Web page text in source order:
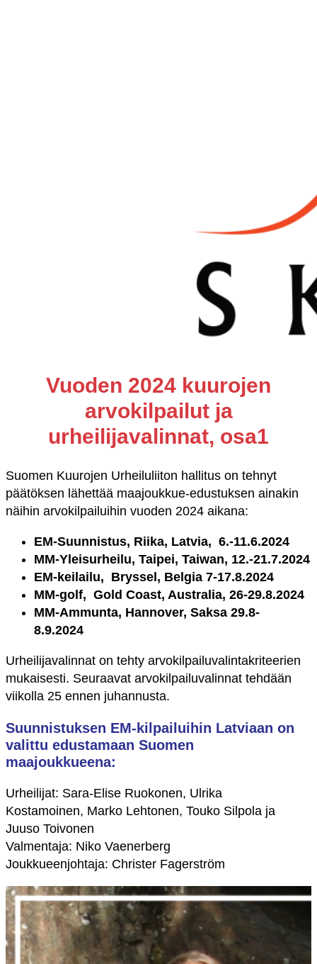
Vuoden 2024 kuurojen
arvokilpailut ja
urheilijavalinnat, osa1
Suomen Kuurojen Urheiluliiton hallitus on tehnyt
päätöksen lähettää maajoukkue-edustuksen ainakin
näihin arvokilpailuihin vuoden 2024 aikana:
EM-Suunnistus, Riika, Latvia, 6.-11.6.2024
MM-Yleisurheilu, Taipei, Taiwan, 12.-21.7.2024
EM-keilailu, Bryssel, Belgia 7-17.8.2024
MM-golf, Gold Coast, Australia, 26-29.8.2024
MM-Ammunta, Hannover, Saksa 29.8-
8.9.2024
Urheilijavalinnat on tehty arvokilpailuvalintakriteerien
mukaisesti. Seuraavat arvokilpailuvalinnat tehdään
viikolla 25 ennen juhannusta.
Suunnistuksen EM-kilpailuihin Latviaan on
valittu edustamaan Suomen
maajoukkueena:
Urheilijat: Sara-Elise Ruokonen, Ulrika
Kostamoinen, Marko Lehtonen, Touko Silpola ja
Juuso Toivonen
Valmentaja: Niko Vaenerberg
Joukkueenjohtaja: Christer Fagerström